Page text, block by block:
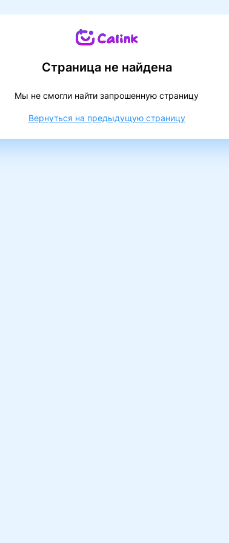
Страница не найдена
Мы не смогли найти запрошенную страницу
Вернуться на предыдущую страницу